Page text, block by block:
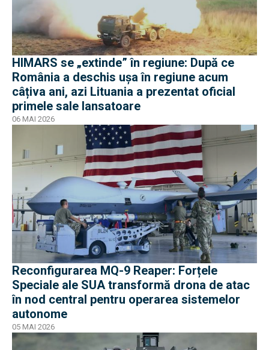
HIMARS se „extinde” în regiune: După ce
România a deschis ușa în regiune acum
câțiva ani, azi Lituania a prezentat oficial
primele sale lansatoare
06 MAI 2026
Reconfigurarea MQ-9 Reaper: Forțele
Speciale ale SUA transformă drona de atac
în nod central pentru operarea sistemelor
autonome
05 MAI 2026